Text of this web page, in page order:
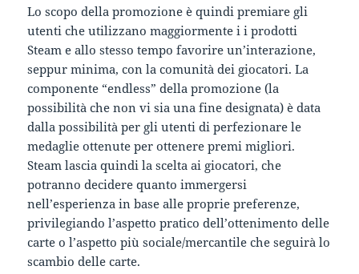
Lo scopo della promozione è quindi premiare gli
utenti che utilizzano maggiormente i i prodotti
Steam e allo stesso tempo favorire un’interazione,
seppur minima, con la comunità dei giocatori. La
componente “endless” della promozione (la
possibilità che non vi sia una fine designata) è data
dalla possibilità per gli utenti di perfezionare le
medaglie ottenute per ottenere premi migliori.
Steam lascia quindi la scelta ai giocatori, che
potranno decidere quanto immergersi
nell’esperienza in base alle proprie preferenze,
privilegiando l’aspetto pratico dell’ottenimento delle
carte o l’aspetto più sociale/mercantile che seguirà lo
scambio delle carte.